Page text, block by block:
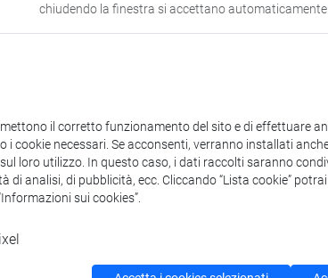
chiudendo la finestra si accettano automaticamente
il corretto funzionamento del sito e di effettuare
cookie necessari. Se acconsenti, verranno installati
loro utilizzo. In questo caso, i dati raccolti saranno
analisi, di pubblicità, ecc. Cliccando “Lista cookie”
sui cookies”.